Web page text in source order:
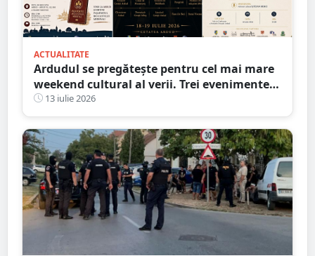
ACTUALITATE
Ardudul se pregătește pentru cel mai mare
weekend cultural al verii. Trei evenimente
majore vor transforma orașul într-o
capitală a istoriei vii
13 iulie 2026